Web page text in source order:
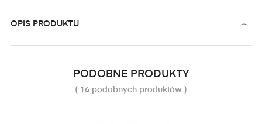
OPIS PRODUKTU
PODOBNE PRODUKTY
( 16 podobnych produktów )